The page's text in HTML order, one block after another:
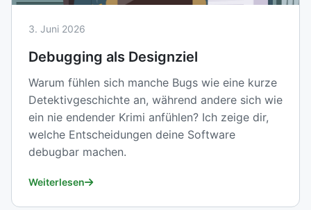
3. Juni 2026
Debugging als Designziel
Warum fühlen sich manche Bugs wie eine kurze
Detektivgeschichte an, während andere sich wie
ein nie endender Krimi anfühlen? Ich zeige dir,
welche Entscheidungen deine Software
debugbar machen.
Weiterlesen